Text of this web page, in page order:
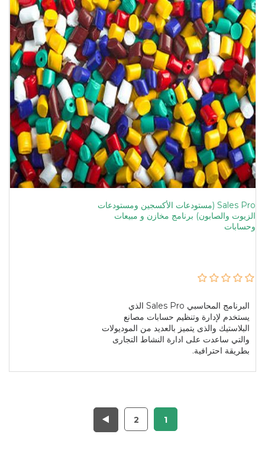
Sales Pro (مستودعات الأكسجين ومستودعات
الزيوت والصابون) برنامج مخازن و مبيعات
وحسابات
البرنامج المحاسبي Sales Pro الذي
يستخدم لإدارة وتنظيم حسابات مصانع
البلاستيك والذى يتميز بالعديد من الموديولات
والتي ساعدت على ادارة النشاط التجارى
بطريقة احترافية.
1
2